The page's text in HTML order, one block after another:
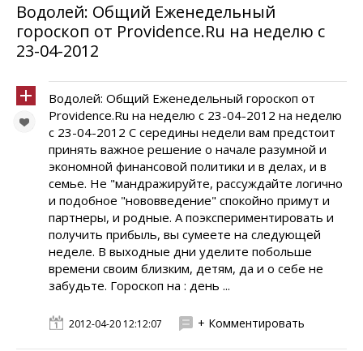
Водолей: Общий Еженедельный
гороскоп от Providence.Ru на неделю с
23-04-2012
Водолей: Общий Еженедельный гороскоп от
Providence.Ru на неделю с 23-04-2012 на неделю
с 23-04-2012 С середины недели вам предстоит
принять важное решение о начале разумной и
экономной финансовой политики и в делах, и в
семье. Не "мандражируйте, рассуждайте логично
и подобное "нововведение" спокойно примут и
партнеры, и родные. А поэкспериментировать и
получить прибыль, вы сумеете на следующей
неделе. В выходные дни уделите побольше
времени своим близким, детям, да и о себе не
забудьте. Гороскоп на : день ...
2012-04-20 12:12:07 + Комментировать